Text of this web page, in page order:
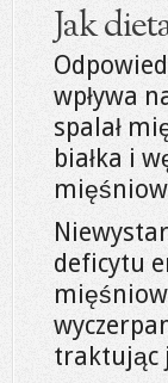
Jak
wpływa
spalał
białka i
deficytu
traktując